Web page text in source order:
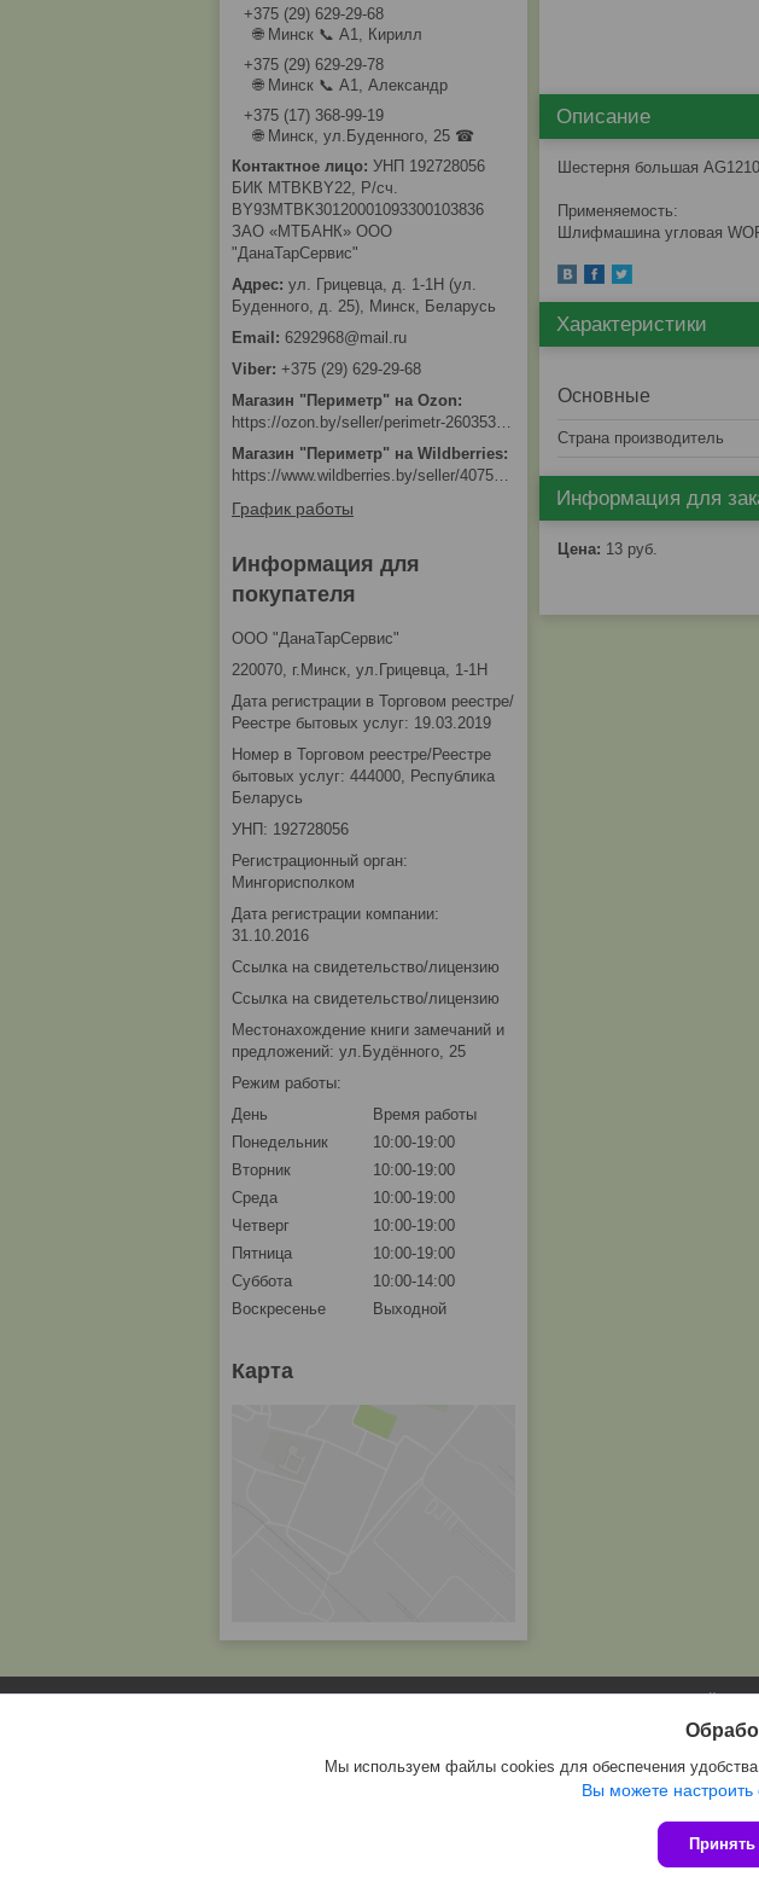
Описание
Шестерня большая
Применяемость:
Шлифмашина угловая
Характеристики
Основные
Страна производитель
Информация для
Цена: 13 руб.
+375 (29) 629-29-68
🌐 Минск 📞 А1, Кирилл
+375 (29) 629-29-78
🌐 Минск 📞 А1, Александр
+375 (17) 368-99-19
🌐 Минск, ул.Буденного, 25 ☎
УНП 192728056
БИК MTBKBY22, Р/сч.
BY93MTBK30120001093300103836
ЗАО «МТБАНК» ООО
"ДанаТарСервис"
ул. Грицевца, д. 1-1Н (ул.
Буденного, д. 25), Минск, Беларусь
6292968@mail.ru
+375 (29) 629-29-68
Магазин "Периметр" на Ozon
https://ozon.by/seller/perimetr-2603533/?miniapp=seller_2603533
Магазин "Периметр" на Wildberries
https://www.wildberries.by/seller/4075533
График работы
Информация для
покупателя
ООО "ДанаТарСервис"
220070, г.Минск, ул.Грицевца, 1-1Н
Дата регистрации в Торговом реестре/
Реестре бытовых услуг: 19.03.2019
Номер в Торговом реестре/Реестре
бытовых услуг: 444000, Республика
Беларусь
УНП: 192728056
Регистрационный орган:
Мингорисполком
Дата регистрации компании:
31.10.2016
Ссылка на свидетельство/лицензию
Ссылка на свидетельство/лицензию
Местонахождение книги замечаний и
предложений: ул.Будённого, 25
Режим работы:
День
Время работы
Понедельник
10:00-19:00
Вторник
10:00-19:00
Среда
10:00-19:00
Четверг
10:00-19:00
Пятница
10:00-19:00
Суббота
10:00-14:00
Воскресенье
Выходной
Карта
Сайт
Политика
Мы используем файлы cookies для обеспечения
Вы можете
Принять
Магазин